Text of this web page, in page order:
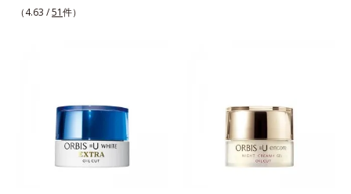
肌のふっくら感や透明感を叶えま
す。*1 メラニンの生成を抑え、シ
ミ・ソバカスを防ぐ（ウォッシュを
除く）*2 オルビス内スキンケアシ
リーズの保湿力*3 年齢に応じたお
ケアとして*4 ナイアシンアミド
性の清潔感、爽やかさ、若々しさの
の乾燥・テカリへのケアはそのまま
に、肌荒れ・ニキビ予防など“今”の
肌悩みに応え、“未来”を見据えて好
印象の鍵となるハリ・ツヤへもアプ
（4.63 /51件）
UVカット効果の低下を予防しま
す。それでいて、肌にスルスルのび
てピタッと密着するジェル感触で、
毎日使いたくなる極上のつけごこ
ち。さらに、塗るたびにうれしいス